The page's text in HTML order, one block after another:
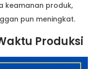
keamanan produk,
pun meningkat.
Produksi